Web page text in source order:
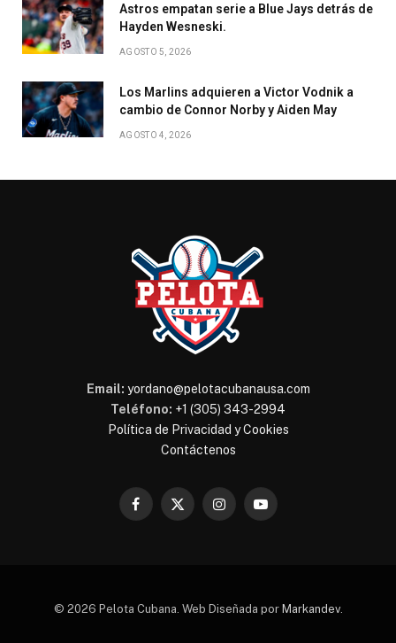
Astros empatan serie a Blue Jays detrás de
Hayden Wesneski.
AGOSTO 5, 2026
Los Marlins adquieren a Victor Vodnik a
cambio de Connor Norby y Aiden May
AGOSTO 4, 2026
Email: yordano@pelotacubanausa.com
Teléfono: +1 (305) 343-2994
Política de Privacidad y Cookies
Contáctenos
Facebook
X
InstagramYouTube
© 2026 Pelota Cubana. Web Diseñada por Markandev.